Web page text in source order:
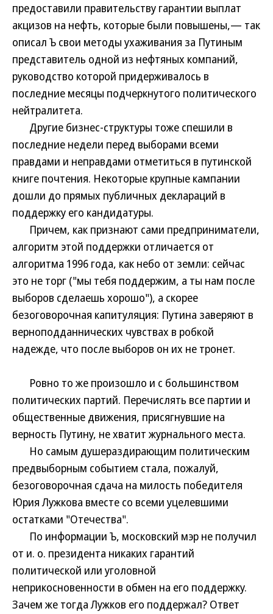
предоставили правительству гарантии выплат
акцизов на нефть, которые были повышены,— так
описал Ъ свои методы ухаживания за Путиным
представитель одной из нефтяных компаний,
руководство которой придерживалось в
последние месяцы подчеркнутого политического
нейтралитета.
Другие бизнес-структуры тоже спешили в
последние недели перед выборами всеми
правдами и неправдами отметиться в путинской
книге почтения. Некоторые крупные кампании
дошли до прямых публичных деклараций в
поддержку его кандидатуры.
Причем, как признают сами предприниматели,
алгоритм этой поддержки отличается от
алгоритма 1996 года, как небо от земли: сейчас
это не торг ("мы тебя поддержим, а ты нам после
выборов сделаешь хорошо"), а скорее
безоговорочная капитуляция: Путина заверяют в
верноподданнических чувствах в робкой
надежде, что после выборов он их не тронет.
Ровно то же произошло и с большинством
политических партий. Перечислять все партии и
общественные движения, присягнувшие на
верность Путину, не хватит журнального места.
Но самым душераздирающим политическим
предвыборным событием стала, пожалуй,
безоговорочная сдача на милость победителя
Юрия Лужкова вместе со всеми уцелевшими
остатками "Отечества".
По информации Ъ, московский мэр не получил
от и. о. президента никаких гарантий
политической или уголовной
неприкосновенности в обмен на его поддержку.
Зачем же тогда Лужков его поддержал? Ответ